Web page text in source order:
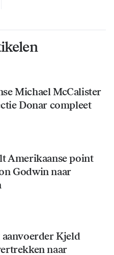
Michael McCalister
Donar compleet
Amerikaanse point
Godwin naar
Kjeld
naar